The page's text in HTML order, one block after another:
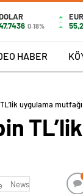
0.18%
HABER
uygulama mutfağı
News